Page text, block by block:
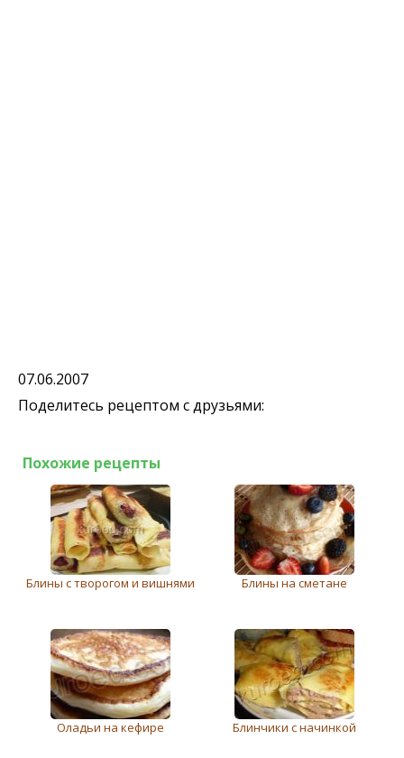
07.06.2007
Поделитесь рецептом с друзьями:
Похожие рецепты
Блины с творогом и вишнями Блины на сметане
Оладьи на кефире Блинчики с начинкой